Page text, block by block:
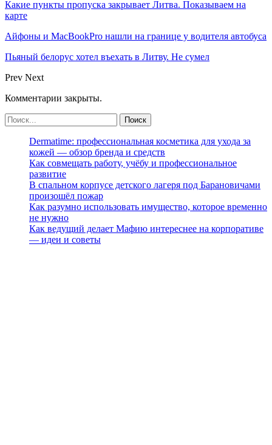
Какие пункты пропуска закрывает Литва. Показываем на
карте
Айфоны и MacBookPro нашли на границе у водителя автобуса
Пьяный белорус хотел въехать в Литву. Не сумел
Prev Next
Комментарии закрыты.
Dermatime: профессиональная косметика для ухода за
кожей — обзор бренда и средств
Как совмещать работу, учёбу и профессиональное
развитие
В спальном корпусе детского лагеря под Барановичами
произошёл пожар
Как разумно использовать имущество, которое временно
не нужно
Как ведущий делает Мафию интереснее на корпоративе
— идеи и советы